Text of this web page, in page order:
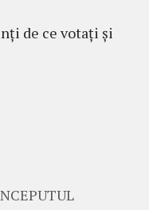
de ce votați și